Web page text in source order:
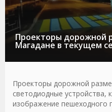
Проекторы дорожной
Магадане в текущем
Проекторы дорожной
светодиодные устройства,
изображение пешеходного